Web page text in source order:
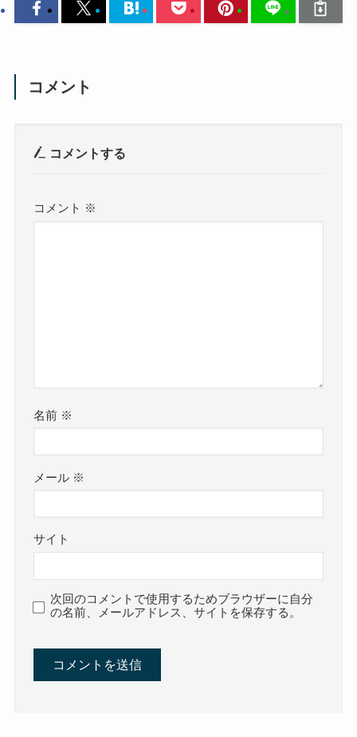
コメント
コメントする
コメント ※
名前 ※
メール ※
サイト
次回のコメントで使用するためブラウザーに自分
の名前、メールアドレス、サイトを保存する。